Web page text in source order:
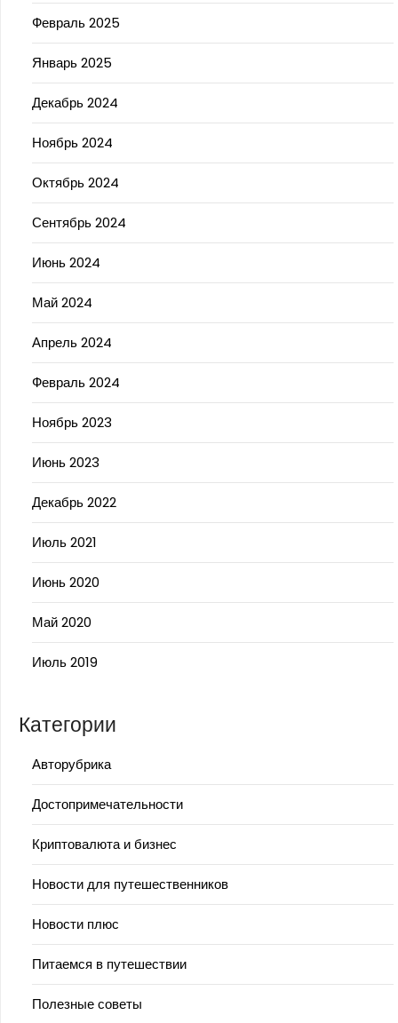
Февраль 2025
Январь 2025
Декабрь 2024
Ноябрь 2024
Октябрь 2024
Сентябрь 2024
Июнь 2024
Май 2024
Апрель 2024
Февраль 2024
Ноябрь 2023
Июнь 2023
Декабрь 2022
Июль 2021
Июнь 2020
Май 2020
Июль 2019
Категории
Авторубрика
Достопримечательности
Криптовалюта и бизнес
Новости для путешественников
Новости плюс
Питаемся в путешествии
Полезные советы